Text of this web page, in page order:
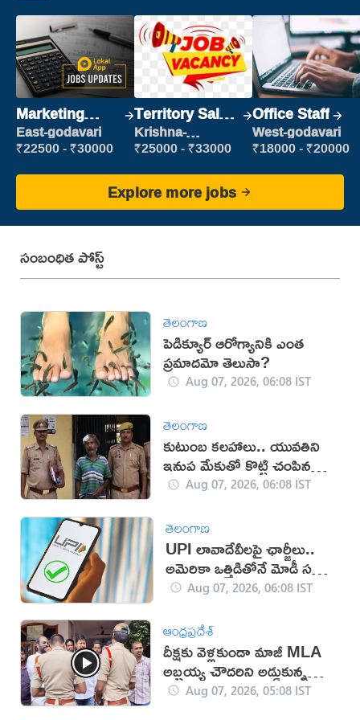
Marketing
Executive
East-godavari
₹22500 - ₹30000
Territory Sales
Manager
Krishna-
vijayawada
₹25000 - ₹33000
Office Staff
West-godavari
₹18000 - ₹20000
Explore more jobs
సంబంధిత పోస్ట్
తెలంగాణ
పెడిక్యూర్ ఆరోగ్యానికి ఎంత
ప్రమాదమో తెలుసా?
Aug 07, 2026, 06:08 IST
తెలంగాణ
కుటుంబ కలహాలు.. యువతిని
ఇనుప మేకుతో కొట్టి చంపిన
తండ్రిAug 07, 2026, 06:08 IST
తెలంగాణ
UPI లావాదేవీలపై ఛార్జీలు..
అమెరికా ఒత్తిడితోనే మోడీ సర్కార్‌
నిర్ణయం?
Aug 07, 2026, 06:08 IST
ఆంధ్రప్రదేశ్
దీక్షకు వెళ్లకుండా మాజీ MLA
అబ్బ‌య్య చౌద‌రిని అడ్డుకున్న
పోలీసులు (వీడియో)
Aug 07, 2026, 05:08 IST